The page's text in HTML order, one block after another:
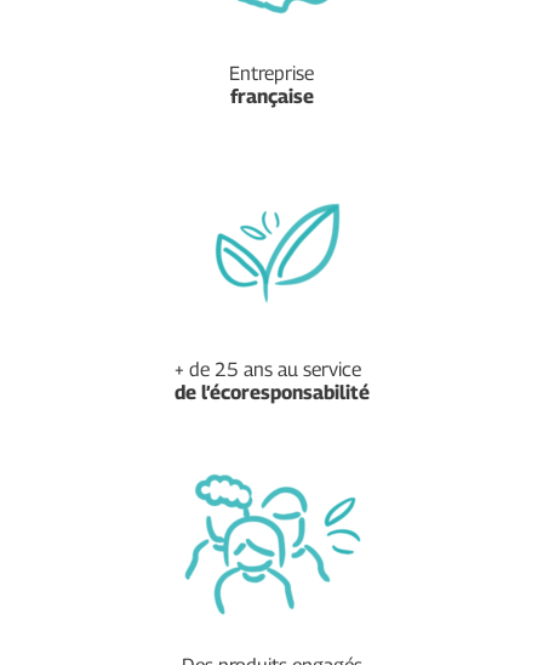
Entreprise
française
+ de 25 ans au service
de l’écoresponsabilité